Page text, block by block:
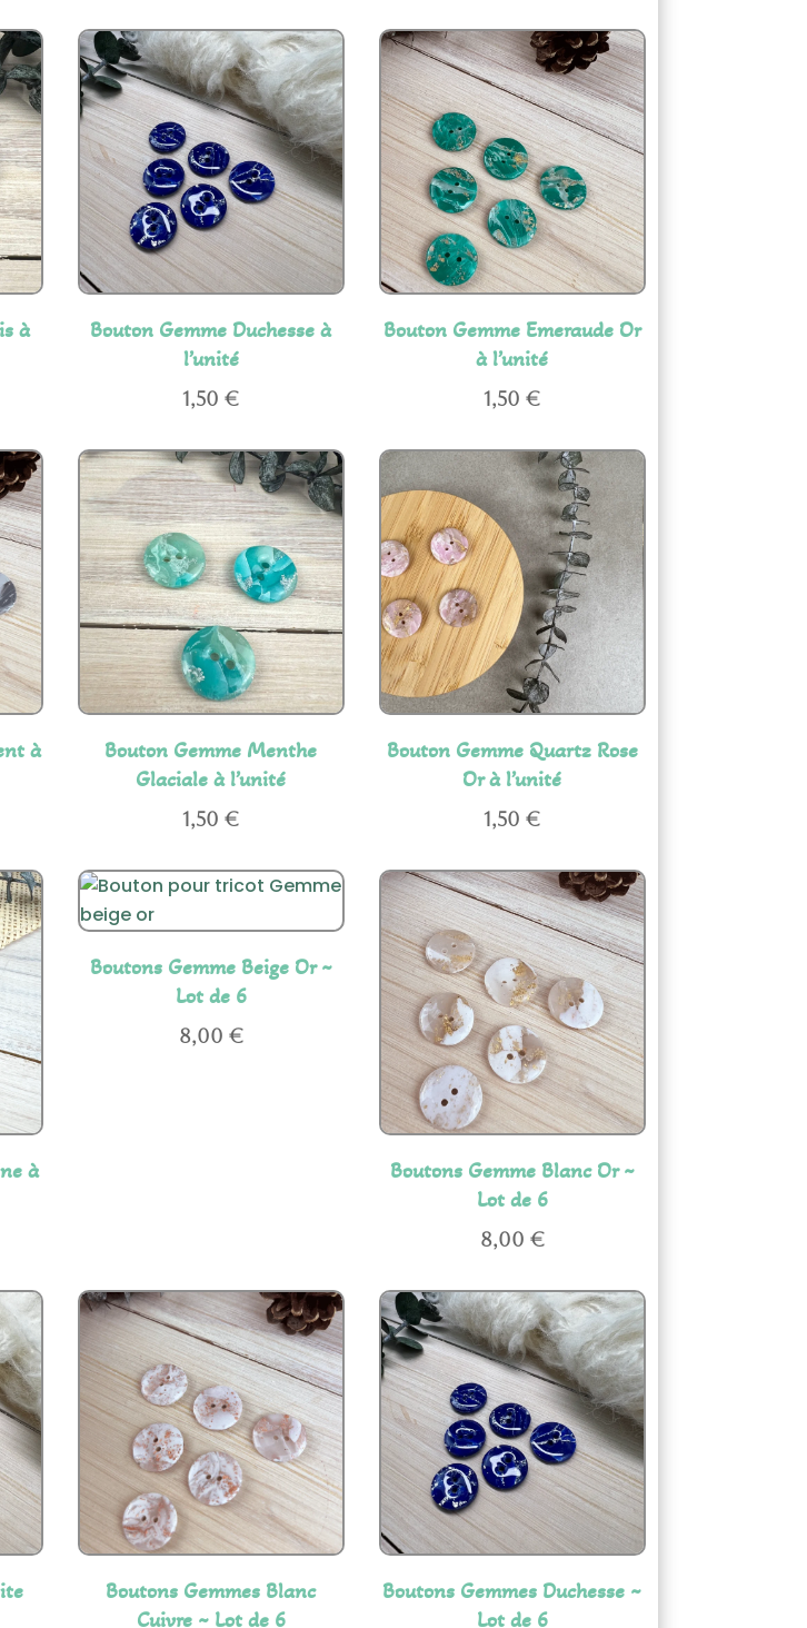
à
Bouton Gemme Duchesse à
l’unité
1,50€
Bouton Gemme Emeraude Or
à l’unité
1,50€
à
Bouton Gemme Menthe
Glaciale à l’unité
1,50€
Bouton Gemme Quartz Rose
Or à l’unité
1,50€
à
Boutons Gemme Beige Or ~
Lot de 6
8,00 €
Boutons Gemme Blanc Or ~
Lot de 6
8,00 €
Boutons Gemmes Blanc
Cuivre ~ Lot de 6
Boutons Gemmes Duchesse ~
Lot de 6